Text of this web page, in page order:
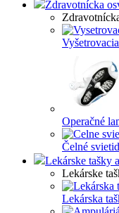
Zdravotnícka
Operačné
Čelné
Lekárske tašky
Lekárske
Lekárska